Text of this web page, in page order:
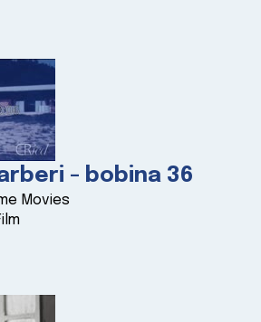
- bobina 36
Movies